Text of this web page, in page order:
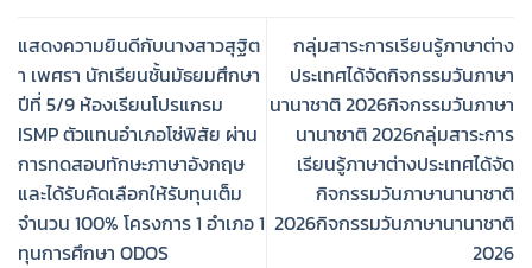
แสดงความยินดีกับนางสาวสุฐิต
า เพศรา นักเรียนชั้นมัธยมศึกษา
ปีที่ 5/9 ห้องเรียนโปรแกรม
ISMP ตัวแทนอำเภอโซ่พิสัย ผ่าน
การทดสอบทักษะภาษาอังกฤษ
และได้รับคัดเลือกให้รับทุนเต็ม
จำนวน 100% โครงการ 1 อำเภอ 1
ทุนการศึกษา ODOS
กลุ่มสาระการเรียนรู้ภาษาต่าง
ประเทศได้จัดกิจกรรมวันภาษา
นานาชาติ 2026กิจกรรมวันภาษา
นานาชาติ 2026กลุ่มสาระการ
เรียนรู้ภาษาต่างประเทศได้จัด
กิจกรรมวันภาษานานาชาติ
2026กิจกรรมวันภาษานานาชาติ
2026